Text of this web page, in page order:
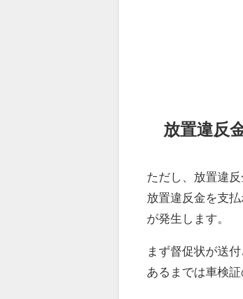
放置違反
ただし、放置違
放置違反金を支
が発生します。
まず督促状が送
あるまでは車検